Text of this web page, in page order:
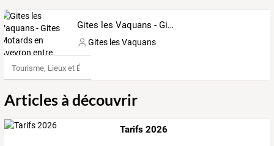
Gites les Vaquans - Gites Motards en Aveyron entre Najac et La Fouillade
Gites les Vaquans
Tourisme, Lieux et Événements
Articles à découvrir
Tarifs 2026